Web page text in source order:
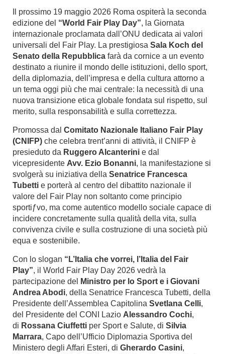
Il prossimo 19 maggio 2026 Roma ospiterà la seconda
edizione del “World Fair Play Day”, la Giornata
internazionale proclamata dall’ONU dedicata ai valori
universali del Fair Play. La prestigiosa Sala Koch del
Senato della Repubblica farà da cornice a un evento
destinato a riunire il mondo delle istituzioni, dello sport,
della diplomazia, dell’impresa e della cultura attorno a
un tema oggi più che mai centrale: la necessità di una
nuova transizione etica globale fondata sul rispetto, sul
merito, sulla responsabilità e sulla correttezza.
Promossa dal Comitato Nazionale Italiano Fair Play
(CNIFP) che celebra trent’anni di attività, il CNIFP è
presieduto da Ruggero Alcanterini e dal
vicepresidente Avv. Ezio Bonanni, la manifestazione si
svolgerà su iniziativa della Senatrice Francesca
Tubetti e porterà al centro del dibattito nazionale il
valore del Fair Play non soltanto come principio
sportiƒvo, ma come autentico modello sociale capace di
incidere concretamente sulla qualità della vita, sulla
convivenza civile e sulla costruzione di una società più
equa e sostenibile.
Con lo slogan “L’Italia che vorrei, l’Italia del Fair
Play”, il World Fair Play Day 2026 vedrà la
partecipazione del
Ministro per lo Sport e i Giovani
Andrea Abodi, della Senatrice Francesca Tubetti, della
Presidente dell’Assemblea Capitolina Svetlana Celli,
del Presidente del CONI Lazio Alessandro Cochi,
di Rossana Ciuffetti per Sport e Salute, di Silvia
Marrara, Capo dell’Ufficio Diplomazia Sportiva del
Ministero degli Affari Esteri, di Gherardo Casini,